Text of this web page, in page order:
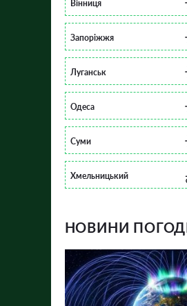
Вінниця
Запоріжжя
Луганськ
Одеса
Суми
Хмельницький
НОВИНИ